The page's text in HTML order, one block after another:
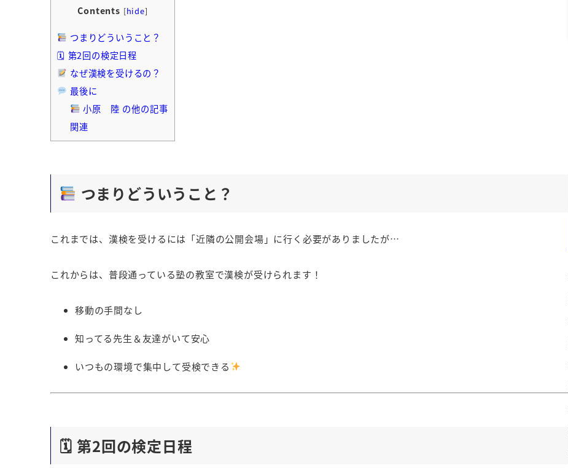
Contents [hide]
つまりどういうこと？
🗓 第2回の検定日程
なぜ漢検を受けるの？
最後に
小原 陸 の他の記事
関連
つまりどういうこと？
これまでは、漢検を受けるには「近隣の公開会場」に行く必要がありましたが…
これからは、普段通っている塾の教室で漢検が受けられます！
移動の手間なし
知ってる先生＆友達がいて安心
いつもの環境で集中して受検できる
🗓 第2回の検定日程